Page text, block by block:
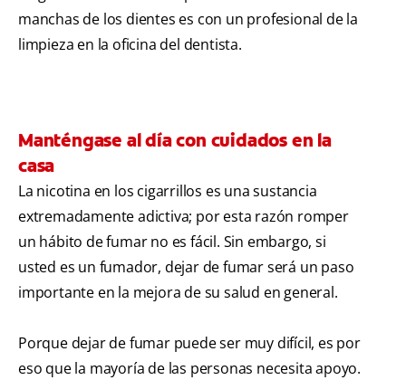
manchas de los dientes es con un profesional de la
limpieza en la oficina del dentista.
Manténgase al día con cuidados en la
casa
La nicotina en los cigarrillos es una sustancia
extremadamente adictiva; por esta razón romper
un hábito de fumar no es fácil. Sin embargo, si
usted es un fumador, dejar de fumar será un paso
importante en la mejora de su salud en general.
Porque dejar de fumar puede ser muy difícil, es por
eso que la mayoría de las personas necesita apoyo.